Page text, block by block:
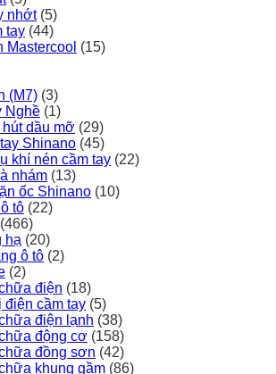
nhớt (5)
tay (44)
Mastercool (15)
(M7) (3)
Nghề (1)
dầu mỡ (29)
Shinano (45)
khí nén cầm tay (22)
nhám (13)
ốc Shinano (10)
tô (22)
(466)
hạ (20)
ô tô (2)
(2)
điện (18)
điện cầm tay (5)
điện lạnh (38)
động cơ (158)
đồng sơn (42)
khung gầm (86)